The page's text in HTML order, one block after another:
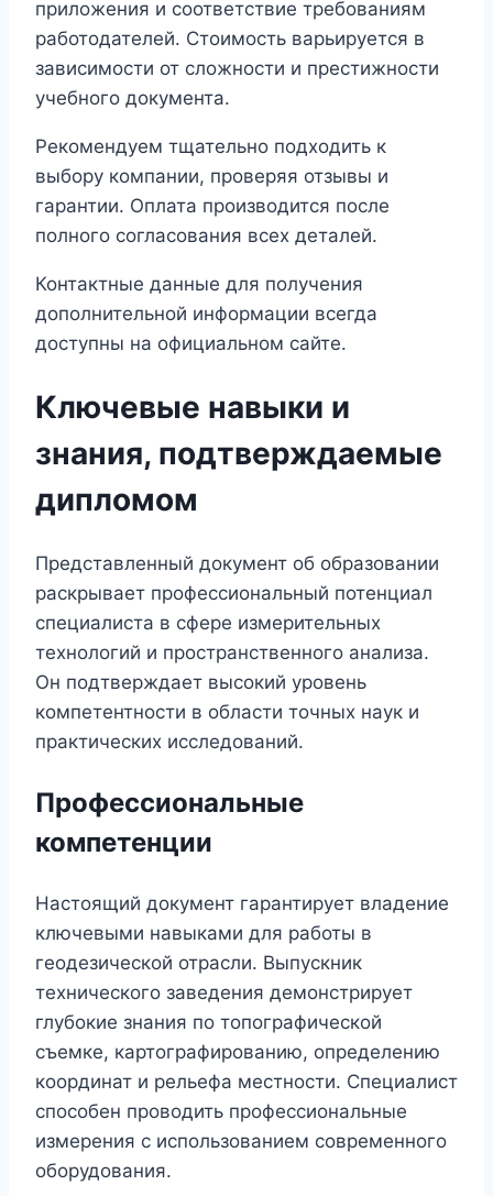
приложения и соответствие требованиям
работодателей. Стоимость варьируется в
зависимости от сложности и престижности
учебного документа.
Рекомендуем тщательно подходить к
выбору компании, проверяя отзывы и
гарантии. Оплата производится после
полного согласования всех деталей.
Контактные данные для получения
дополнительной информации всегда
доступны на официальном сайте.
Ключевые навыки и
знания, подтверждаемые
дипломом
Представленный документ об образовании
раскрывает профессиональный потенциал
специалиста в сфере измерительных
технологий и пространственного анализа.
Он подтверждает высокий уровень
компетентности в области точных наук и
практических исследований.
Профессиональные
компетенции
Настоящий документ гарантирует владение
ключевыми навыками для работы в
геодезической отрасли. Выпускник
технического заведения демонстрирует
глубокие знания по топографической
съемке, картографированию, определению
координат и рельефа местности. Специалист
способен проводить профессиональные
измерения с использованием современного
оборудования.